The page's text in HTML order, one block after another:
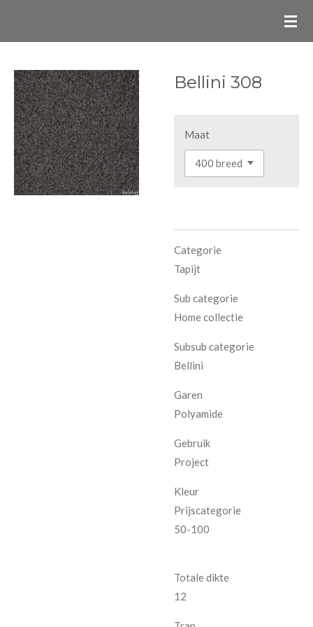
de
hoofdinhoud
Bellini 308
Maat
Categorie
Tapijt
Sub categorie
Home collectie
Subsub categorie
Bellini
Garen
Polyamide
Gebruik
Project
Kleur
Prijscategorie
50-100
Totale dikte
12